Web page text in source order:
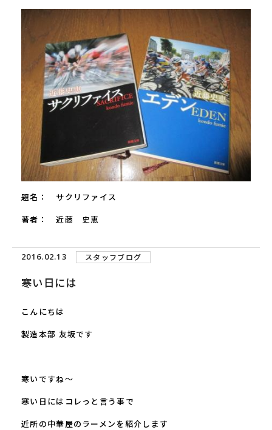
題名： サクリファイス
著者： 近藤 史恵
2016.02.13 スタッフブログ
寒い日には
こんにちは
製造本部 友坂です
寒いですね～
寒い日にはコレっと言う事で
近所の中華屋のラーメンを紹介します